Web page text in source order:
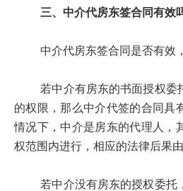
三、中介代房东签合同有效
中介代房东签合同是否有效，
若中介有房东的书面授权委托
的权限，那么中介代签的合同具
情况下，中介是房东的代理人，
权范围内进行，相应的法律后果由
若中介没有房东的授权委托